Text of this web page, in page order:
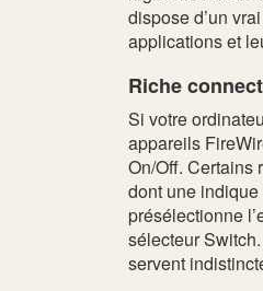
dispose d’un
applications et
Riche
Si votre
appareils
On/Off. Certains
dont une
présélectionne
sélecteur
servent